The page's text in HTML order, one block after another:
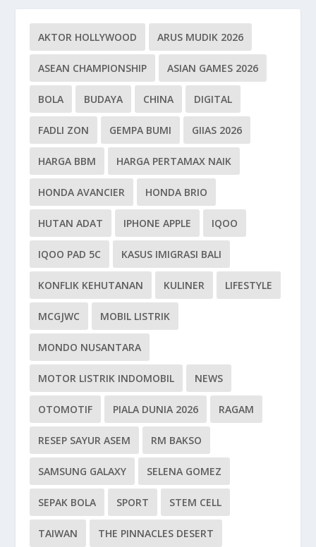
AKTOR HOLLYWOOD ARUS MUDIK 2026
ASEAN CHAMPIONSHIP ASIAN GAMES 2026
BOLA BUDAYA CHINA DIGITAL
FADLI ZON GEMPA BUMI GIIAS 2026
HARGA BBM HARGA PERTAMAX NAIK
HONDA AVANCIER HONDA BRIO
HUTAN ADAT IPHONE APPLE IQOO
IQOO PAD 5C KASUS IMIGRASI BALI
KONFLIK KEHUTANAN KULINER LIFESTYLE
MCGJWC MOBIL LISTRIK
MONDO NUSANTARA
MOTOR LISTRIK INDOMOBIL NEWS
OTOMOTIF PIALA DUNIA 2026 RAGAM
RESEP SAYUR ASEM RM BAKSO
SAMSUNG GALAXY SELENA GOMEZ
SEPAK BOLA SPORT STEM CELL
TAIWAN THE PINNACLES DESERT